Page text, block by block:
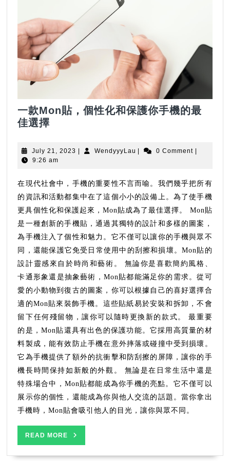
一款Mon貼，個性化和保護你手機的最
佳選擇
Mon
貼，
性
化
和
保
護
你
手
機
的
最
佳
選
擇
July 21, 2023 July
| WendyyyLau WendyyyLau
| 0 Comment |
9:26 am
在現代社會中，手機的重要性不言而喻。我們幾乎把所有
的資訊和活動都集中在了這個小小的設備上。為了使手機
更具個性化和保護起來，Mon貼成為了最佳選擇。 Mon貼
是一種創新的手機貼，通過其獨特的設計和多樣的圖案，
為手機注入了個性和魅力。它不僅可以讓你的手機與眾不
同，還能保護它免受日常使用中的刮擦和損壞。Mon貼的
設計靈感來自於時尚和藝術。 無論你是喜歡簡約風格、
卡通形象還是抽象藝術，Mon貼都能滿足你的需求。從可
愛的小動物到復古的圖案，你可以根據自己的喜好選擇合
適的Mon貼來裝飾手機。這些貼紙易於安裝和拆卸，不會
留下任何殘留物，讓你可以隨時更換新的款式。 最重要
的是，Mon貼還具有出色的保護功能。它採用高質量的材
料製成，能有效防止手機在意外摔落或碰撞中受到損壞。
它為手機提供了額外的抗衝擊和防刮擦的屏障，讓你的手
機長時間保持如新般的外觀。 無論是在日常生活中還是
特殊場合中，Mon貼都能成為你手機的亮點。它不僅可以
展示你的個性，還能成為你與他人交流的話題。當你拿出
手機時，Mon貼會吸引他人的目光，讓你與眾不同。
READ MORE
MORE